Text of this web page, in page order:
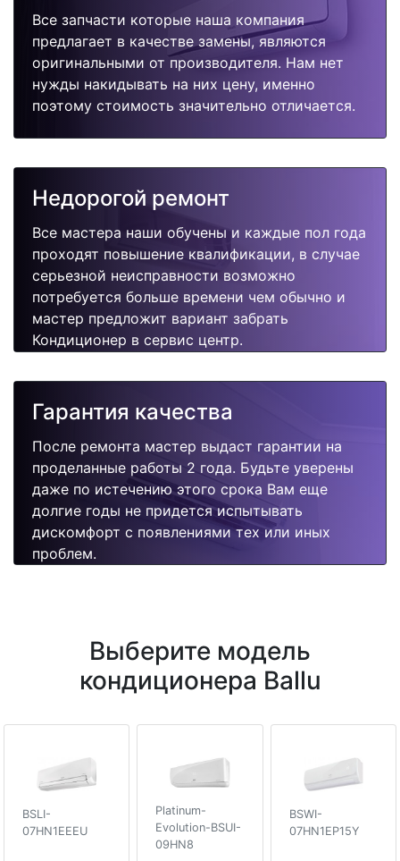
Все запчасти которые наша компания
предлагает в качестве замены, являются
оригинальными от производителя. Нам нет
нужды накидывать на них цену, именно
поэтому стоимость значительно отличается.
Недорогой ремонт
Все мастера наши обучены и каждые пол года
проходят повышение квалификации, в случае
серьезной неисправности возможно
потребуется больше времени чем обычно и
мастер предложит вариант забрать
Кондиционер в сервис центр.
Гарантия качества
После ремонта мастер выдаст гарантии на
проделанные работы 2 года. Будьте уверены
даже по истечению этого срока Вам еще
долгие годы не придется испытывать
дискомфорт с появлениями тех или иных
проблем.
Выберите модель
кондиционера Ballu
BSLI-
07HN1EEEU
Platinum-
Evolution-BSUI-
09HN8
BSWI-
07HN1EP15Y